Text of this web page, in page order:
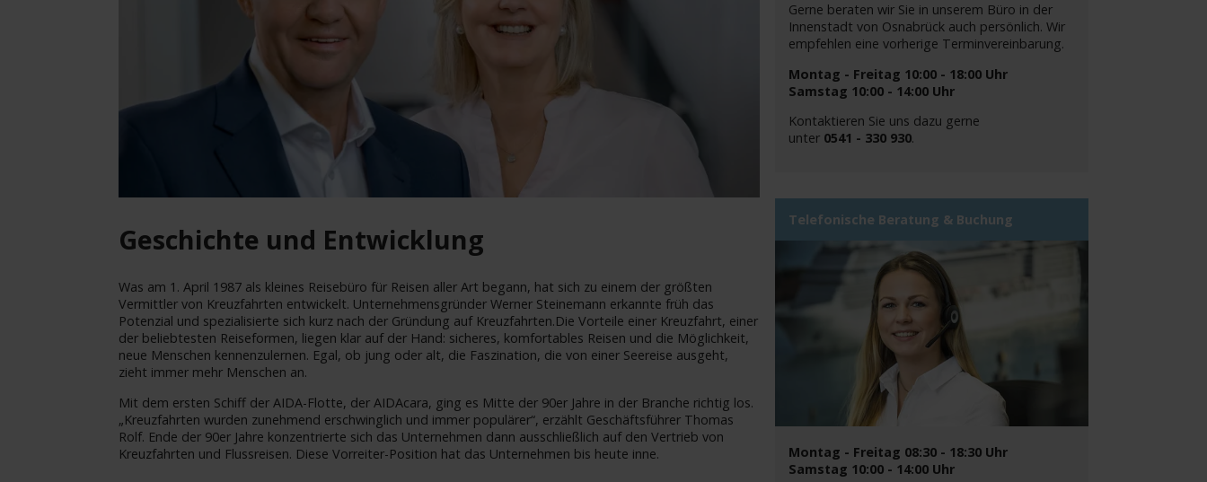
Geschichte und Entwicklung
Was am 1. April 1987 als kleines Reisebüro für Reisen aller Art begann, hat sich zu einem der größten
Vermittler von Kreuzfahrten entwickelt. Unternehmensgründer Werner Steinemann erkannte früh das
Potenzial und spezialisierte sich kurz nach der Gründung auf Kreuzfahrten.Die Vorteile einer Kreuzfahrt, einer
der beliebtesten Reiseformen, liegen klar auf der Hand: sicheres, komfortables Reisen und die Möglichkeit,
neue Menschen kennenzulernen. Egal, ob jung oder alt, die Faszination, die von einer Seereise ausgeht,
zieht immer mehr Menschen an.
Mit dem ersten Schiff der AIDA-Flotte, der AIDAcara, ging es Mitte der 90er Jahre in der Branche richtig los.
„Kreuzfahrten wurden zunehmend erschwinglich und immer populärer“, erzählt Geschäftsführer Thomas
Rolf. Ende der 90er Jahre konzentrierte sich das Unternehmen dann ausschließlich auf den Vertrieb von
Kreuzfahrten und Flussreisen. Diese Vorreiter-Position hat das Unternehmen bis heute inne.
Gerne beraten wir Sie in unserem Büro in der
Innenstadt von Osnabrück auch persönlich. Wir
empfehlen eine vorherige Terminvereinbarung.
Montag - Freitag 10:00 - 18:00 Uhr
Samstag 10:00 - 14:00 Uhr
Kontaktieren Sie uns dazu gerne
unter0541 - 330 930.
Telefonische Beratung & Buchung
Montag - Freitag 08:30 - 18:30 Uhr
Samstag 10:00 - 14:00 Uhr